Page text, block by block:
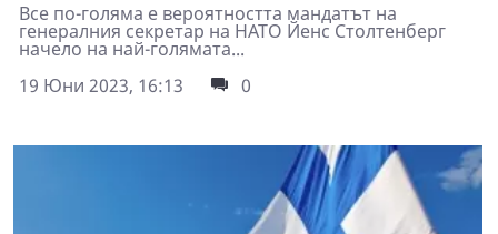
Все по-голяма е вероятността мандатът на
генералния секретар на НАТО Йенс Столтенберг
начело на най-голямата...
19 Юни 2023, 16:13
0